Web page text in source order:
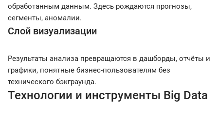
обработанным данным. Здесь рождаются прогнозы,
сегменты, аномалии.
Слой визуализации
Результаты анализа превращаются в дашборды, отчёты и
графики, понятные бизнес-пользователям без
технического бэкграунда.
Технологии и инструменты Big Data